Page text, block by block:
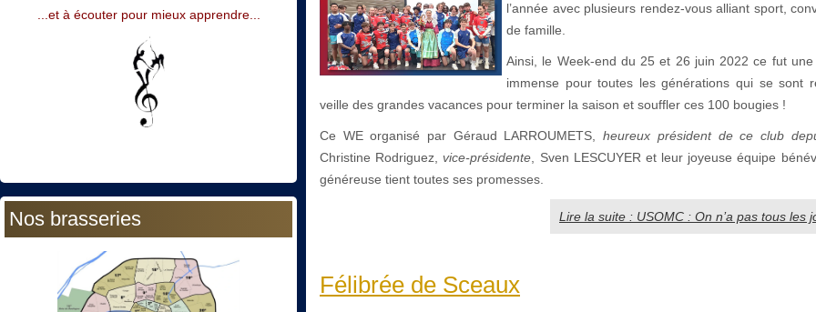
...et à écouter pour mieux apprendre...
Nos brasseries
l’année avec plusieurs rendez-vous alliant sport,
de famille.
Ainsi, le Week-end du 25 et 26 juin 2022 ce fut
immense pour toutes les générations qui se sont
veille des grandes vacances pour terminer la saison et souffler ces 100 bougies !
Ce WE organisé par Géraud LARROUMETS,heureux président de ce club
Christine Rodriguez,vice-présidente , Sven LESCUYER et leur joyeuse équipe
généreuse tient toutes ses promesses.
Lire la suite : USOMC : On n’a pas tous les
Félibrée de Sceaux